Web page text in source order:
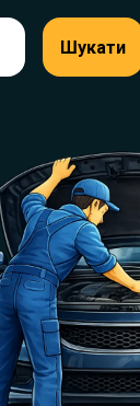
Шукати